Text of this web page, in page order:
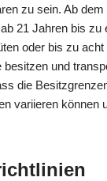
zu sein. Ab
21 Jahren bis zu
oder bis zu
und
die
variieren können